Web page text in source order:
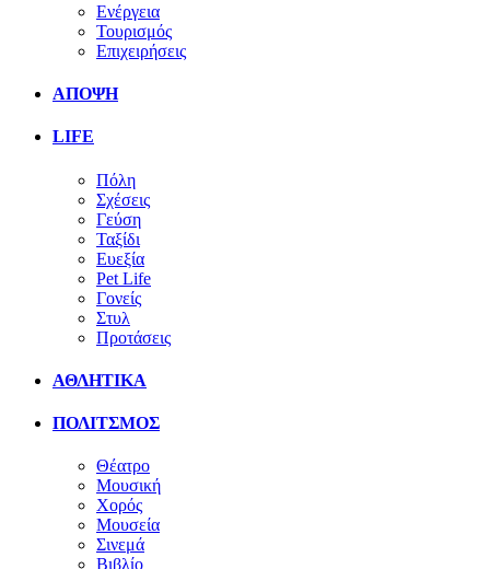
Ενέργεια
Τουρισμός
Επιχειρήσεις
ΑΠΟΨΗ
LIFE
Πόλη
Σχέσεις
Γεύση
Ταξίδι
Ευεξία
Pet Life
Γονείς
Στυλ
Προτάσεις
ΑΘΛΗΤΙΚΑ
ΠΟΛΙΤΣΜΟΣ
Θέατρο
Μουσική
Χορός
Μουσεία
Σινεμά
Βιβλίο